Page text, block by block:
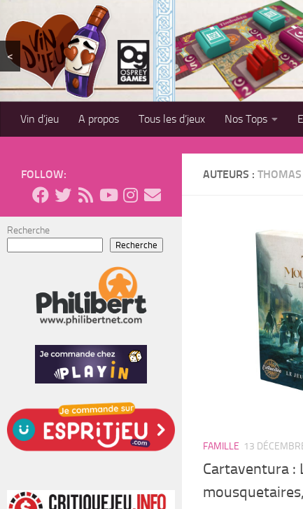
Skip to content
<
Vin d’jeu A propos Tous les d’jeux Nos Tops
AUTEURS :
FAMILLE 13
Cartaventura :
FOLLOW:
Recherche
Recherche